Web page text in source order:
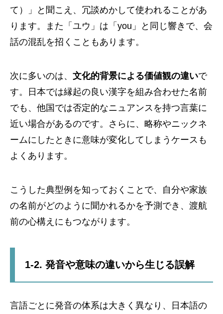
て）」と聞こえ、冗談めかして使われることがあ
ります。また「ユウ」は「you」と同じ響きで、会
話の混乱を招くこともあります。
次に多いのは、 文化的背景による価値観の違いで
す。日本では縁起の良い漢字を組み合わせた名前
でも、他国では否定的なニュアンスを持つ言葉に
近い場合があるのです。さらに、略称やニックネ
ームにしたときに意味が変化してしまうケースも
よくあります。
こうした典型例を知っておくことで、自分や家族
の名前がどのように聞かれるかを予測でき、渡航
前の心構えにもつながります。
1-2. 発音や意味の違いから生じる誤解
言語ごとに発音の体系は大きく異なり、日本語の